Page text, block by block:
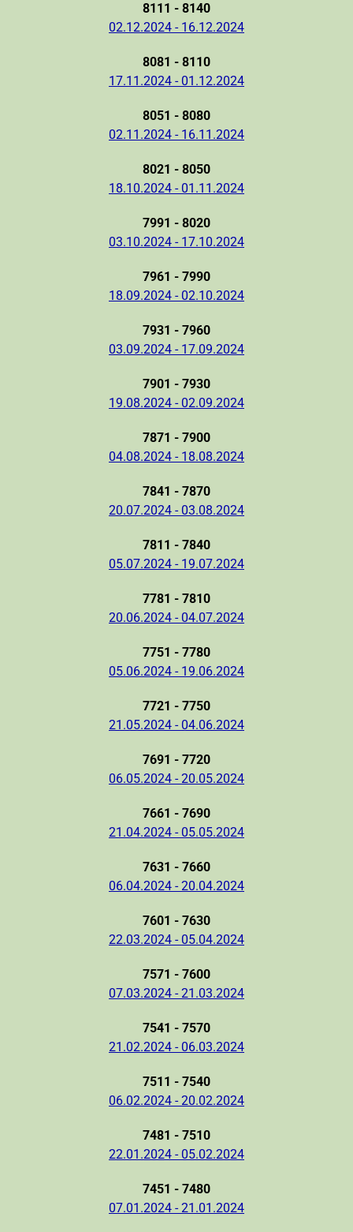
8111 - 8140
02.12.2024 - 16.12.2024
8081 - 8110
17.11.2024 - 01.12.2024
8051 - 8080
02.11.2024 - 16.11.2024
8021 - 8050
18.10.2024 - 01.11.2024
7991 - 8020
03.10.2024 - 17.10.2024
7961 - 7990
18.09.2024 - 02.10.2024
7931 - 7960
03.09.2024 - 17.09.2024
7901 - 7930
19.08.2024 - 02.09.2024
7871 - 7900
04.08.2024 - 18.08.2024
7841 - 7870
20.07.2024 - 03.08.2024
7811 - 7840
05.07.2024 - 19.07.2024
7781 - 7810
20.06.2024 - 04.07.2024
7751 - 7780
05.06.2024 - 19.06.2024
7721 - 7750
21.05.2024 - 04.06.2024
7691 - 7720
06.05.2024 - 20.05.2024
7661 - 7690
21.04.2024 - 05.05.2024
7631 - 7660
06.04.2024 - 20.04.2024
7601 - 7630
22.03.2024 - 05.04.2024
7571 - 7600
07.03.2024 - 21.03.2024
7541 - 7570
21.02.2024 - 06.03.2024
7511 - 7540
06.02.2024 - 20.02.2024
7481 - 7510
22.01.2024 - 05.02.2024
7451 - 7480
07.01.2024 - 21.01.2024